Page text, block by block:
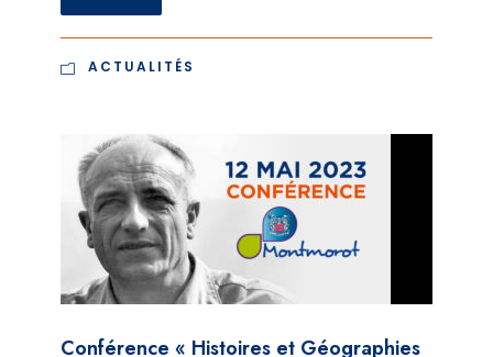
ACTUALITÉS
Conférence « Histoires et Géographies